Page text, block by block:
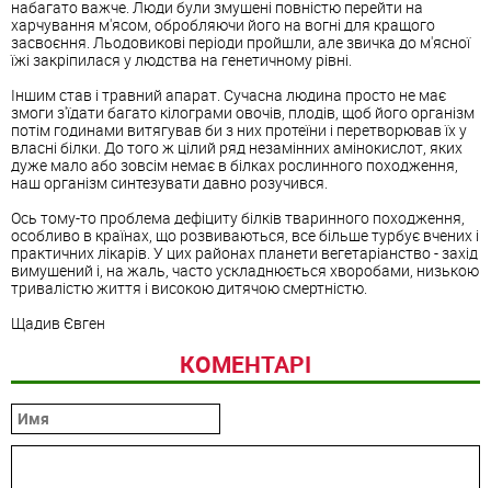
набагато важче. Люди були змушені повністю перейти на
харчування м'ясом, обробляючи його на вогні для кращого
засвоєння. Льодовикові періоди пройшли, але звичка до м'ясної
їжі закріпилася у людства на генетичному рівні.
Іншим став і травний апарат. Сучасна людина просто не має
змоги з'їдати багато кілограми овочів, плодів, щоб його організм
потім годинами витягував би з них протеїни і перетворював їх у
власні білки. До того ж цілий ряд незамінних амінокислот, яких
дуже мало або зовсім немає в білках рослинного походження,
наш організм синтезувати давно розучився.
Ось тому-то проблема дефіциту білків тваринного походження,
особливо в країнах, що розвиваються, все більше турбує вчених і
практичних лікарів. У цих районах планети вегетаріанство - захід
вимушений і, на жаль, часто ускладнюється хворобами, низькою
тривалістю життя і високою дитячою смертністю.
Щадив Євген
КОМЕНТАРІ